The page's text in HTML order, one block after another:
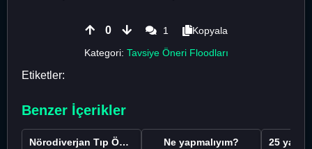
0 1
Kopyala
Kategori: Tavsiye Öneri Floodları
Etiketler:
Benzer İçerikler
Nörodiverjan Tıp Öğrencisi Yeni Bir Yol Arıyor Ne yapmalıyım?